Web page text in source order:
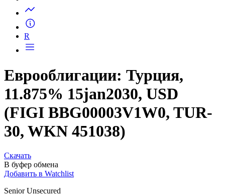
R
Еврооблигации: Турция,
11.875% 15jan2030, USD
(FIGI BBG00003V1W0, TUR-
30, WKN 451038)
Скачать
В буфер обмена
Добавить в Watchlist
Senior Unsecured